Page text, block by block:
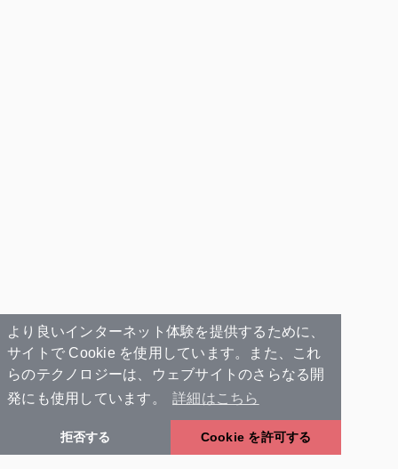
より良いインターネット体験を提供するために、
サイトで Cookie を使用しています。また、これ
らのテクノロジーは、ウェブサイトのさらなる開
発にも使用しています。
詳細はこちら
拒否する Cookie を許可する